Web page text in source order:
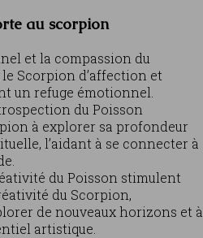
au scorpion
et la compassion du
Scorpion d’affection et
un refuge émotionnel.
du Poisson
à explorer sa profondeur
l’aidant à se connecter à
du Poisson stimulent
du Scorpion,
de nouveaux horizons et à
artistique.